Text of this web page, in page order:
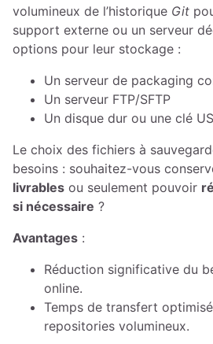
volumineux de l’historique Git
support externe ou un serveur
options pour leur stockage :
Un serveur de packaging
Un serveur FTP/SFTP
Un disque dur ou une clé
Le choix des fichiers à
besoins : souhaitez-vous
livrables ou seulement pouvoir
si nécessaire ?
Avantages :
Réduction significative du
online.
Temps de transfert
repositories volumineux.